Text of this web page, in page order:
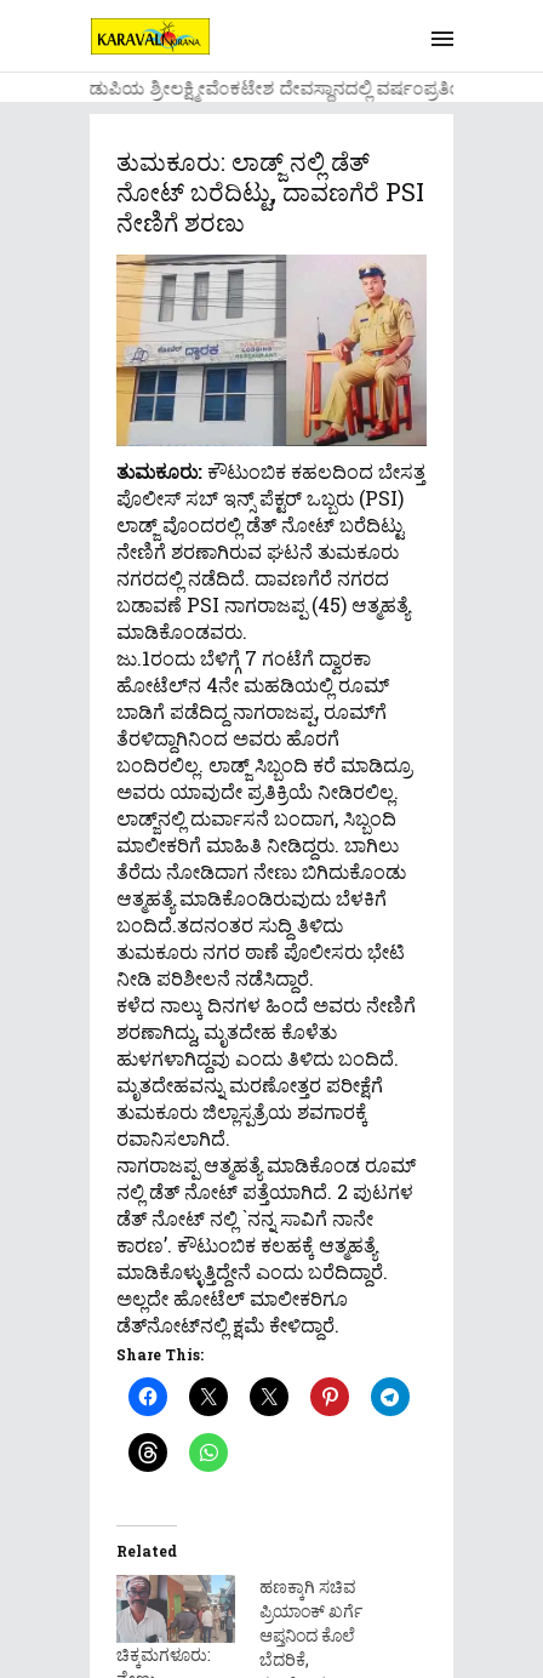
....ಉಡುಪಿಯ ಶ್ರೀಲಕ್ಷ್ಮೀವೆ೦ಕಟೇಶ ದೇವಸ್ಥಾನದಲ್ಲಿ ವರ್ಷ೦ಪ್ರತಿಯ
ತುಮಕೂರು: ಲಾಡ್ಜ್ ನಲ್ಲಿ ಡೆತ್
ನೋಟ್ ಬರೆದಿಟ್ಟು, ದಾವಣಗೆರೆ PSI
ನೇಣಿಗೆ ಶರಣು
ತುಮಕೂರು: ಕೌಟುಂಬಿಕ ಕಹಲದಿಂದ ಬೇಸತ್ತ
ಪೊಲೀಸ್ ಸಬ್ ಇನ್ಸ್ ಪೆಕ್ಟರ್ ಒಬ್ಬರು (PSI)
ಲಾಡ್ಜ್ ವೊಂದರಲ್ಲಿ ಡೆತ್ ನೋಟ್ ಬರೆದಿಟ್ಟು
ನೇಣಿಗೆ ಶರಣಾಗಿರುವ ಘಟನೆ ತುಮಕೂರು
ನಗರದಲ್ಲಿ ನಡೆದಿದೆ. ದಾವಣಗೆರೆ ನಗರದ
ಬಡಾವಣೆ PSI ನಾಗರಾಜಪ್ಪ (45) ಆತ್ಮಹತ್ಯೆ
ಮಾಡಿಕೊಂಡವರು.
ಜು.1ರಂದು ಬೆಳಿಗ್ಗೆ 7 ಗಂಟೆಗೆ ದ್ವಾರಕಾ
ಹೋಟೆಲ್‍ನ 4ನೇ ಮಹಡಿಯಲ್ಲಿ ರೂಮ್
ಬಾಡಿಗೆ ಪಡೆದಿದ್ದ ನಾಗರಾಜಪ್ಪ, ರೂಮ್‍ಗೆ
ತೆರಳಿದ್ದಾಗಿನಿಂದ ಅವರು ಹೊರಗೆ
ಬಂದಿರಲಿಲ್ಲ. ಲಾಡ್ಜ್ ಸಿಬ್ಬಂದಿ ಕರೆ ಮಾಡಿದ್ರೂ
ಅವರು ಯಾವುದೇ ಪ್ರತಿಕ್ರಿಯೆ ನೀಡಿರಲಿಲ್ಲ.
ಲಾಡ್ಜ್‌ನಲ್ಲಿ ದುರ್ವಾಸನೆ ಬಂದಾಗ, ಸಿಬ್ಬಂದಿ
ಮಾಲೀಕರಿಗೆ ಮಾಹಿತಿ ನೀಡಿದ್ದರು. ಬಾಗಿಲು
ತೆರೆದು ನೋಡಿದಾಗ ನೇಣು ಬಿಗಿದುಕೊಂಡು
ಆತ್ಮಹತ್ಯೆ ಮಾಡಿಕೊಂಡಿರುವುದು ಬೆಳಕಿಗೆ
ಬಂದಿದೆ.ತದನಂತರ ಸುದ್ದಿ ತಿಳಿದು
ತುಮಕೂರು ನಗರ ಠಾಣೆ ಪೊಲೀಸರು ಭೇಟಿ
ನೀಡಿ ಪರಿಶೀಲನೆ ನಡೆಸಿದ್ದಾರೆ.
ಕಳೆದ ನಾಲ್ಕು ದಿನಗಳ ಹಿಂದೆ ಅವರು ನೇಣಿಗೆ
ಶರಣಾಗಿದ್ದು, ಮೃತದೇಹ ಕೊಳೆತು
ಹುಳಗಳಾಗಿದ್ದವು ಎಂದು ತಿಳಿದು ಬಂದಿದೆ.
ಮೃತದೇಹವನ್ನು ಮರಣೋತ್ತರ ಪರೀಕ್ಷೆಗೆ
ತುಮಕೂರು ಜಿಲ್ಲಾಸ್ಪತ್ರೆಯ ಶವಗಾರಕ್ಕೆ
ರವಾನಿಸಲಾಗಿದೆ.
ನಾಗರಾಜಪ್ಪ ಆತ್ಮಹತ್ಯೆ ಮಾಡಿಕೊಂಡ ರೂಮ್
ನಲ್ಲಿ ಡೆತ್ ನೋಟ್ ಪತ್ತೆಯಾಗಿದೆ. 2 ಪುಟಗಳ
ಡೆತ್ ನೋಟ್ ನಲ್ಲಿ `ನನ್ನ ಸಾವಿಗೆ ನಾನೇ
ಕಾರಣ’. ಕೌಟುಂಬಿಕ ಕಲಹಕ್ಕೆ ಆತ್ಮಹತ್ಯೆ
ಮಾಡಿಕೊಳ್ಳುತ್ತಿದ್ದೇನೆ ಎಂದು ಬರೆದಿದ್ದಾರೆ.
ಅಲ್ಲದೇ ಹೋಟೆಲ್ ಮಾಲೀಕರಿಗೂ
ಡೆತ್‍ನೋಟ್‍ನಲ್ಲಿ ಕ್ಷಮೆ ಕೇಳಿದ್ದಾರೆ.
Share This:
Related
ಚಿಕ್ಕಮಗಳೂರು:
ಹಣಕ್ಕಾಗಿ ಸಚಿವ
ಪ್ರಿಯಾಂಕ್ ಖರ್ಗೆ
ಆಪ್ತನಿಂದ ಕೊಲೆ
ಬೆದರಿಕೆ,